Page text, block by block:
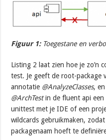
Figuur 1:Toegestane en
Listing 2 laat zien hoe je zo’n
test. Je geeft de root-package
annotatie @AnalyzeClasses,
@ArchTestin de fluent api een
unittest met je IDE of een
wildcards gebruikmaken,
packagenaam hoeft te